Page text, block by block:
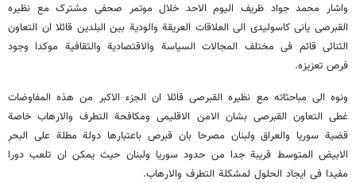
واشار محمد جواد ظریف الیوم الاحد خلال موتمر صحفی مشترک مع نظیره
القبرصی یانی کاسولیدی الی العلاقات العریقة والودیة بین البلدین قائلا ان التعاون
الثنائی قائم فی مختلف المجالات السیاسة والاقتصادیة والثقافیة موکدا وجود
فرص تعزیزه.
ونوه الی مباحثاته مع نظیره القبرصی قائلا ان الجزء الاکبر من هذه المفاوضات
غطی التعاون القبرصی بشان الامن الاقلیمی ومکافحة التطرف والارهاب خاصة
قضیة سوریا والعراق ولبنان مصرحا بان قبرص باعتبارها دولة مطلة علی البحر
الابیض المتوسط قریبة جدا من حدود سوریا ولبنان حیث یمکن ان تلعب دورا
مفیدا فی ایجاد الحلول لمشکلة التطرف والارهاب.